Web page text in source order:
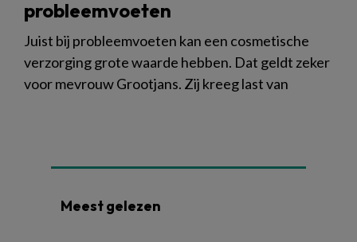
probleemvoeten
Juist bij probleemvoeten kan een cosmetische
verzorging grote waarde hebben. Dat geldt zeker
voor mevrouw Grootjans. Zij kreeg last van
Meest gelezen